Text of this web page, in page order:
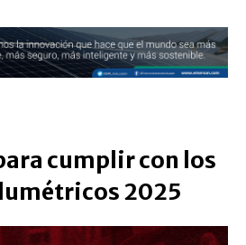
cumplir con los
2025